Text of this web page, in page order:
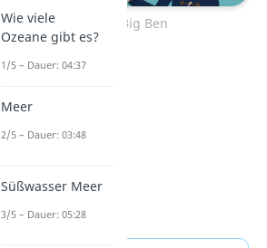
Zum Video: Big Ben
Wie viele
Ozeane gibt es?
1/5 – Dauer: 04:37
Meer
2/5 – Dauer: 03:48
Süßwasser Meer
3/5 – Dauer: 05:28